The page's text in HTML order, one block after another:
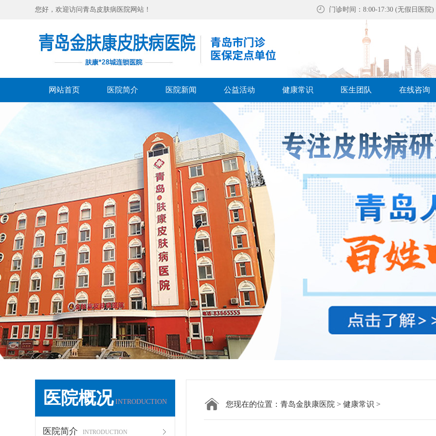
您好，欢迎访问青岛皮肤病医院网站！ 门诊时间：8:00-17:30 (无假日医院)
网站首页 医院简介 医院新闻 公益活动 健康常识 医生团队 在线咨询
医院概况 INTRODUCTION
医院简介 INTRODUCTION
您现在的位置： 青岛金肤康医院 > 健康常识 >